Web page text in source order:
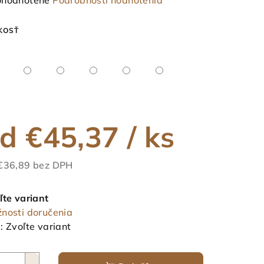
€45,37 / ks
bez DPH
variant
doručenia
Zvoľte variant